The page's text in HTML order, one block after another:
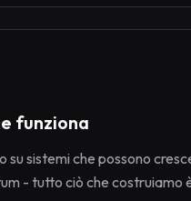
funziona
su sistemi che possono
- tutto ciò che costruiamo